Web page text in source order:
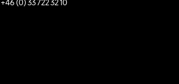
+46 (0) 33 722 32 10